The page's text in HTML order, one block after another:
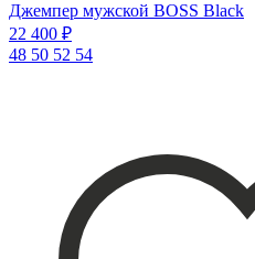
Джемпер мужской BOSS Black
22 400 ₽
48 50 52 54